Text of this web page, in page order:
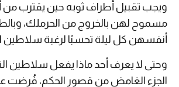
ويجب تقبيل أطراف ثوبه حين يقترب من
مسموح لهن بالخروج من الحرملك،
أنفسهن كل ليلة تحسبًا لرغبة سلاطين
وحتى لا يعرف أحد ماذا يفعل سلاطين
الجزء الغامض من قصور الحكم، فُرضت